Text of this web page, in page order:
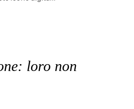
loro non